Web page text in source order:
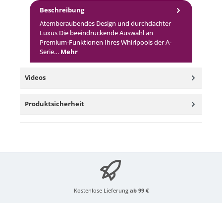
Beschreibung
Atemberaubendes Design und durchdachter
Luxus Die beeindruckende Auswahl an
Premium-Funktionen Ihres Whirlpools der A-
Serie… Mehr
Videos
Produktsicherheit
Kostenlose Lieferung ab 99 €